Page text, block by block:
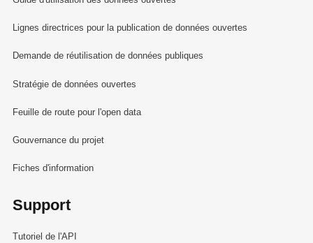
Lignes directrices pour la publication de données ouvertes
Demande de réutilisation de données publiques
Stratégie de données ouvertes
Feuille de route pour l'open data
Gouvernance du projet
Fiches d'information
Support
Tutoriel de l'API